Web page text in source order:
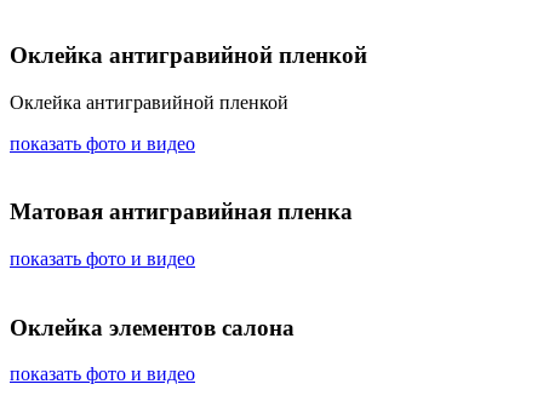
Оклейка антигравийной пленкой
Оклейка антигравийной пленкой
показать фото и видео
Матовая антигравийная пленка
показать фото и видео
Оклейка элементов салона
показать фото и видео